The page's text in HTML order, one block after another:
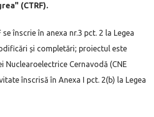
(CTRF).
înscrie în anexa nr.3 pct. 2 la Legea
și completări; proiectul este
Nuclearoelectrice Cernavodă (CNE
înscrisă în Anexa I pct. 2(b) la Legea